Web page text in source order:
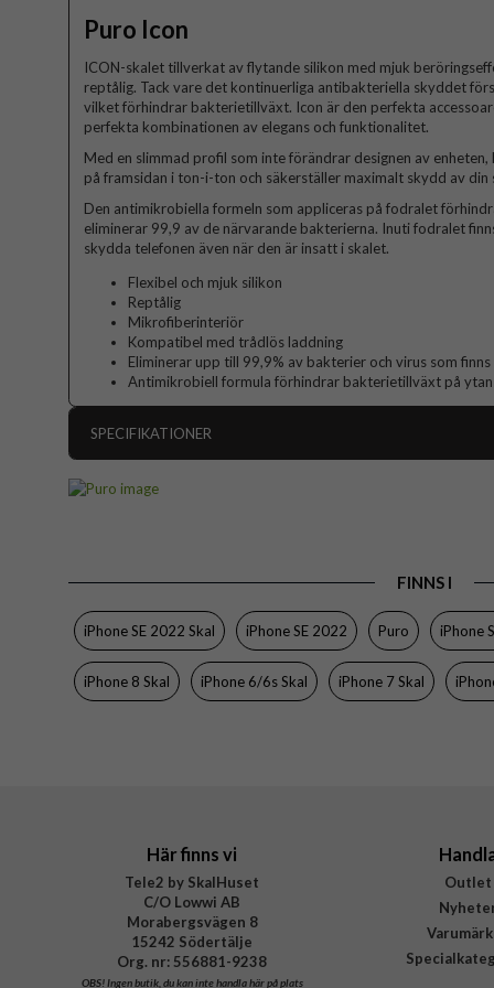
Puro Icon
ICON-skalet tillverkat av flytande silikon med mjuk
reptålig. Tack vare det kontinuerliga antibakteriella skyddet
vilket förhindrar bakterietillväxt. Icon är den perfekta
perfekta kombinationen av elegans och funktionalitet.
Med en slimmad profil som inte förändrar designen av
på framsidan i ton-i-ton och säkerställer maximalt skydd av
Den antimikrobiella formeln som appliceras på fodralet
eliminerar 99,9 av de närvarande bakterierna. Inuti fodralet
skydda telefonen även när den är insatt i skalet.
Flexibel och mjuk silikon
Reptålig
Mikrofiberinteriör
Kompatibel med trådlös laddning
Eliminerar upp till 99,9% av bakterier och virus som finns
Antimikrobiell formula förhindrar bakterietillväxt på ytan
SPECIFIKATIONER
Egenskaper
Färg
Material
Varumärke
FINNS I
iPhone SE 2022 Skal iPhone SE 2022 Puro iPhone
iPhone 8 Skal iPhone 6/6s Skal iPhone 7 Skal
Här finns vi
Tele2 by SkalHuset
C/O Lowwi AB
Morabergsvägen 8
15242 Södertälje
Org. nr: 556881-9238
OBS!Ingen butik, du kan inte handla här på plats
Outlet